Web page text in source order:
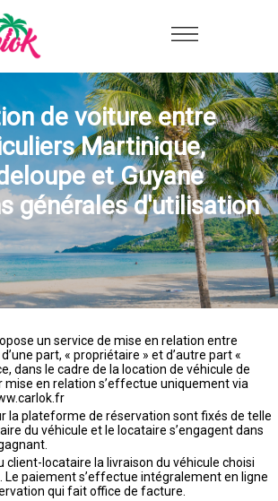
de voiture entre
Martinique,
et Guyane
générales d'utilisation
un service de mise en relation entre
part, « propriétaire » et d’autre part «
dans le cadre de la location de véhicule de
mise en relation s’effectue uniquement via
la plateforme de réservation sont fixés de telle
du véhicule et le locataire s’engagent dans
client-locataire la livraison du véhicule choisi
Le paiement s’effectue intégralement en ligne
qui fait office de facture.